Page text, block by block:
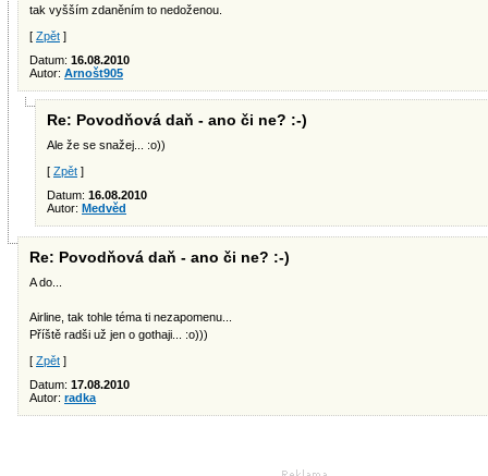
tak vyšším zdaněním to nedoženou.
[ Zpět ]
Datum: 16.08.2010
Autor: Arnošt905
Re: Povodňová daň - ano či ne? :-)
Ale že se snažej... :o))
[ Zpět ]
Datum: 16.08.2010
Autor: Medvěd
Re: Povodňová daň - ano či ne? :-)
A do...
Airline, tak tohle téma ti nezapomenu...
Příště radši už jen o gothaji... :o)))
[ Zpět ]
Datum: 17.08.2010
Autor: radka